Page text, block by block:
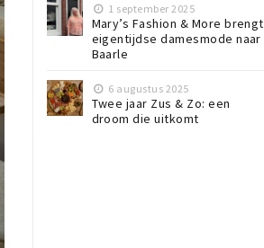
1 september 2025
Mary’s Fashion & More brengt
eigentijdse damesmode naar
Baarle
6 augustus 2025
Twee jaar Zus & Zo: een
droom die uitkomt